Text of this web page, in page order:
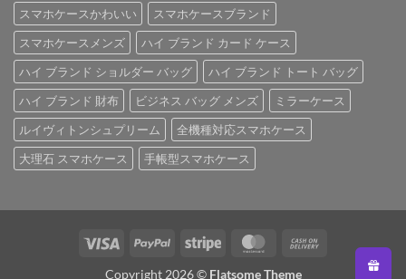
スマホケースかわいい
スマホケースブランド
スマホケースメンズ
ハイ ブランド カード ケース
ハイ ブランド ショルダー バッグ
ハイ ブランド トート バッグ
ハイ ブランド 財布
ビジネス バッグ メンズ
ミラーケース
ルイヴィトンシュプリーム
全機種対応スマホケース
大理石 スマホケース
手帳型スマホケース
Visa PayPal Stripe MasterCard
Copyright 2026 © Flatsome Theme